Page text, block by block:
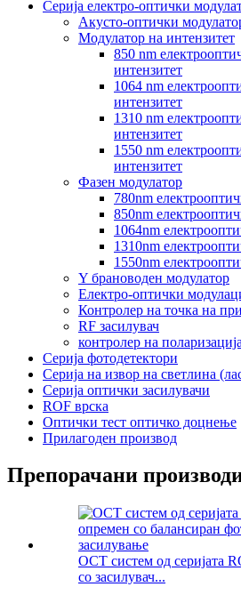
Серија електро-оптички
Акусто-оптички
Модулатор на интензитет
850 nm
интензитет
1064 nm
интензитет
1310 nm
интензитет
1550 nm
интензитет
Фазен модулатор
780nm
850nm
1064nm
1310nm
1550nm
Y брановоден модулатор
Електро-оптички
Контролер на точка на
RF засилувач
контролер на поларизација
Серија фотодетектори
Серија на извор на светлина
Серија оптички засилувачи
ROF врска
Оптички тест оптичко доцнење
Прилагоден производ
Препорачани
OCT систем од серијата
со засилувач...